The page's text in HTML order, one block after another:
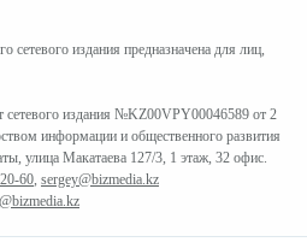
издания предназначена для лиц,
сетевого издания №KZ00VPY00046589 от 2
информации и общественного развития
улица Макатаева 127/3, 1 этаж, 32 офис.
60 sergey@bizmedia.kz